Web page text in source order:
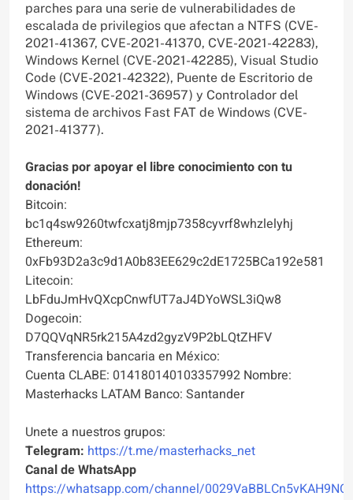
parches para una serie de vulnerabilidades de
escalada de privilegios que afectan a NTFS (CVE-
2021-41367, CVE-2021-41370, CVE-2021-42283),
Windows Kernel (CVE-2021-42285), Visual Studio
Code (CVE-2021-42322), Puente de Escritorio de
Windows (CVE-2021-36957) y Controlador del
sistema de archivos Fast FAT de Windows (CVE-
2021-41377).
Gracias por apoyar el libre conocimiento con tu
donación!
Bitcoin:
bc1q4sw9260twfcxatj8mjp7358cyvrf8whzlelyhj
Ethereum:
0xFb93D2a3c9d1A0b83EE629c2dE1725BCa192e581
Litecoin:
LbFduJmHvQXcpCnwfUT7aJ4DYoWSL3iQw8
Dogecoin:
D7QQVqNR5rk215A4zd2gyzV9P2bLQtZHFV
Transferencia bancaria en México:
Cuenta CLABE: 014180140103357992 Nombre:
Masterhacks LATAM Banco: Santander
Unete a nuestros grupos:
Telegram: https://t.me/masterhacks_net
Canal de WhatsApp
https://whatsapp.com/channel/